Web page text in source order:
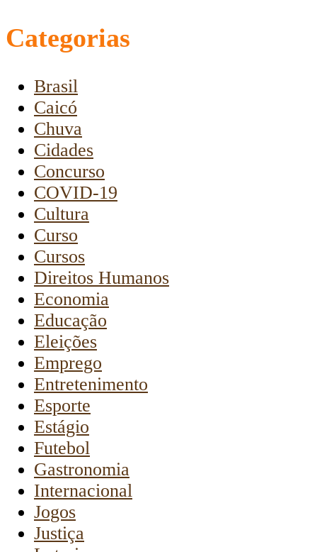
Categorias
Brasil
Caicó
Chuva
Cidades
Concurso
COVID-19
Cultura
Curso
Cursos
Direitos Humanos
Economia
Educação
Eleições
Emprego
Entretenimento
Esporte
Estágio
Futebol
Gastronomia
Internacional
Jogos
Justiça